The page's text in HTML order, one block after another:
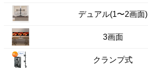
デュアル(1〜2画面)
3画面
クランプ式